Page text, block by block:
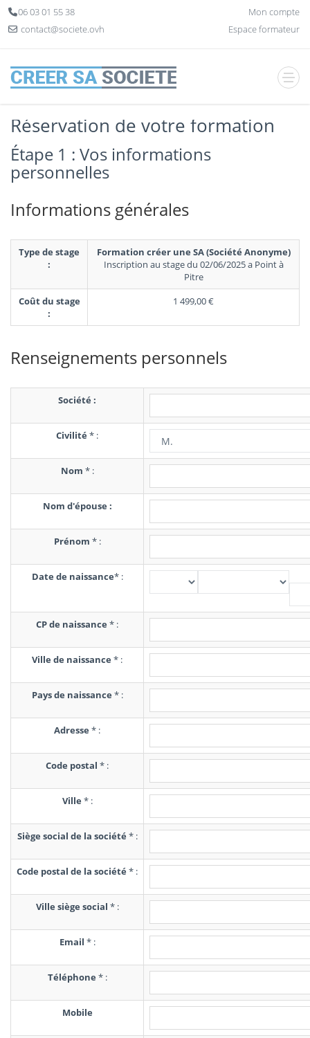
06 03 01 55 38
contact@societe.ovh
Mon compte
Espace formateur
Réservation de votre formation
Étape 1 : Vos informations
personnelles
Informations générales
Type de stage
:
Formation créer une SA (Société Anonyme)
Inscription au stage du 02/06/2025 a Point à
Pitre
Coût du stage
:
1 499,00 €
Renseignements personnels
Société :
Civilité * :
Nom *:
Nom d'épouse :
Prénom *:
Date de naissance*:
CP de naissance * :
Ville de naissance * :
Pays de naissance *:
Adresse * :
Code postal * :
Ville *:
Siège social de la société *:
Code postal de la société * :
Ville siège social *:
Email *:
Téléphone *:
Mobile
Panneau de gestion des cookies